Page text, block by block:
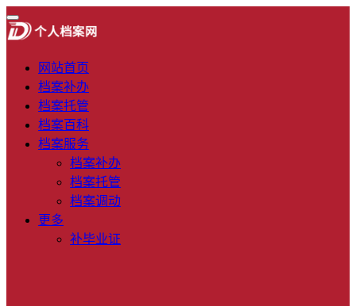
网站首页
档案补办
档案托管
档案百科
档案服务
档案补办
档案托管
档案调动
更多
补毕业证